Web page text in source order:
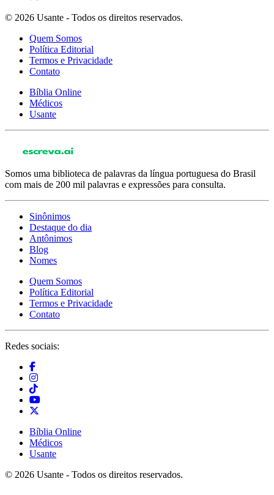
© 2026 Usante - Todos os direitos reservados.
Quem Somos
Política Editorial
Termos e Privacidade
Contato
Bíblia Online
Médicos
Usante
Somos uma biblioteca de palavras da língua portuguesa do Brasil
com mais de 200 mil palavras e expressões para consulta.
Sinônimos
Destaque do dia
Antônimos
Blog
Nomes
Quem Somos
Política Editorial
Termos e Privacidade
Contato
Redes sociais:
Bíblia Online
Médicos
Usante
© 2026 Usante - Todos os direitos reservados.